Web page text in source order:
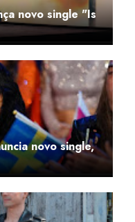
novo single "Is
novo single,